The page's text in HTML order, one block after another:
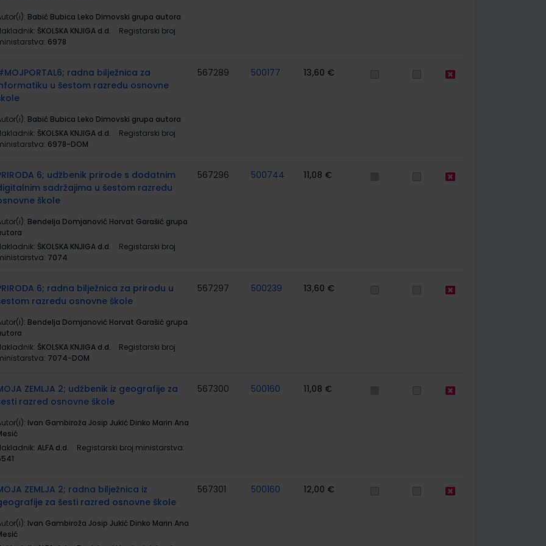
Babić Bubica Leko Dimovski grupa autora
ŠKOLSKA KNJIGA d.d.
Registarski broj
6978
radna bilježnica za
u šestom razredu osnovne
Babić Bubica Leko Dimovski grupa autora
ŠKOLSKA KNJIGA d.d.
Registarski broj
6978-DOM
567289 500177 13,60 €
6; udžbenik prirode s dodatnim
sadržajima u šestom razredu
škole
Bendelja Domjanović Horvat Garašić grupa
ŠKOLSKA KNJIGA d.d.
Registarski broj
7074
567296 500744 11,08 €
6; radna bilježnica za prirodu u
razredu osnovne škole
Bendelja Domjanović Horvat Garašić grupa
ŠKOLSKA KNJIGA d.d.
Registarski broj
7074-DOM
567297 500239 13,60 €
ZEMLJA 2; udžbenik iz geografije za
razred osnovne škole
Ivan Gambiroža Josip Jukić Dinko Marin Ana
ALFA d.d.
Registarski broj ministarstva:
567300 500160 11,08 €
ZEMLJA 2; radna bilježnica iz
za šesti razred osnovne škole
Ivan Gambiroža Josip Jukić Dinko Marin Ana
567301 500160 12,00 €